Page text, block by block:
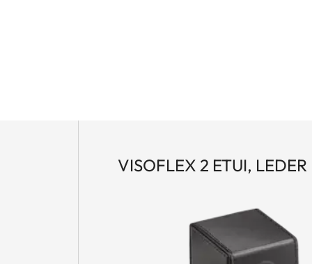
VISOFLEX 2 ETUI, LEDER